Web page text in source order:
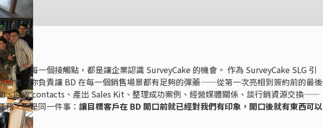
對話、每一個接觸點，都是讓企業認識 SurveyCake 的機會。 作為 SurveyCake SLG 引
給者，你負責讓 BD 在每一個銷售場景都有足夠的彈藥——從第一次亮相到簽約前的最後
、回收 contacts、產出 Sales Kit、整理成功案例、經營媒體關係、談行銷資源交換——
務，而是同一件事： 讓目標客戶在 BD 開口前就已經對我們有印象，開口後就有東西可以